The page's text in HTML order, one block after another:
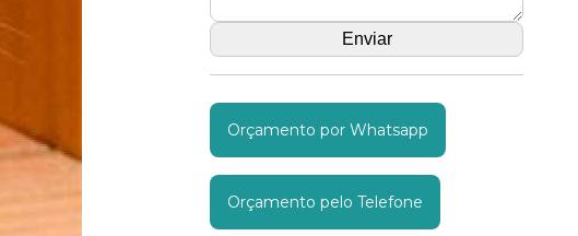
Orçamento por Whatsapp
Orçamento pelo Telefone